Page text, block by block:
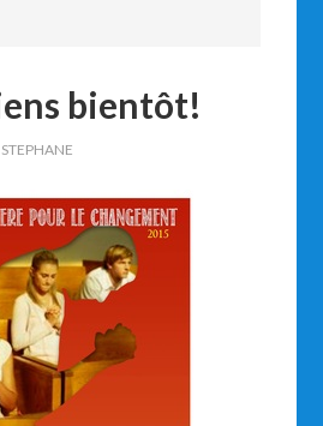
bientôt!
STEPHANE